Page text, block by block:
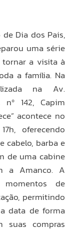
Dia dos Pais,
uma série
a visita à
a família. Na
na Av.
nº 142, Capim
acontece no
oferecendo
cabelo, barba e
de uma cabine
a Amanco. A
de
permitindo
data de forma
suas compras